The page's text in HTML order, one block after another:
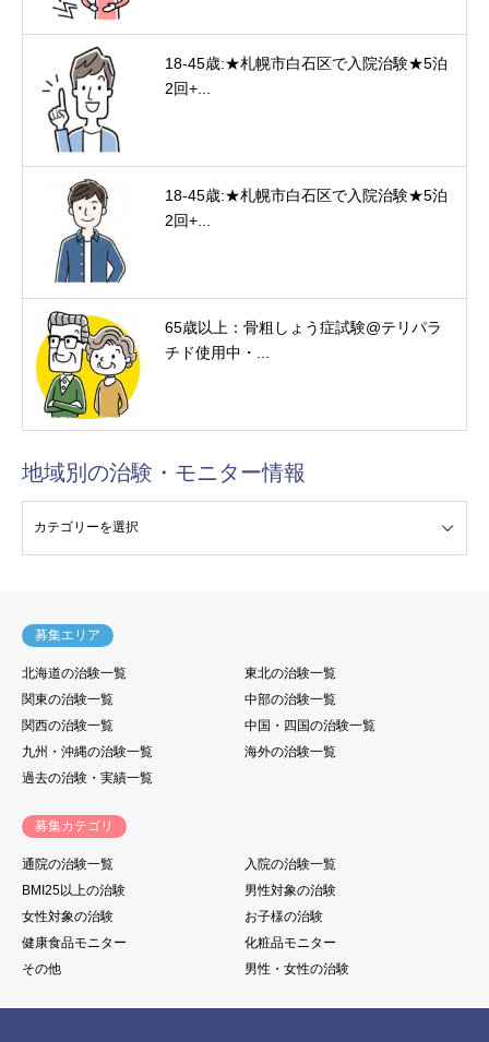
18-45歳:★札幌市白石区で入院治験★5泊
2回+...
18-45歳:★札幌市白石区で入院治験★5泊
2回+...
65歳以上：骨粗しょう症試験@テリパラ
チド使用中・...
地域別の治験・モニター情報
募集エリア
北海道の治験一覧
東北の治験一覧
関東の治験一覧
中部の治験一覧
関西の治験一覧
中国・四国の治験一覧
九州・沖縄の治験一覧
海外の治験一覧
過去の治験・実績一覧
募集カテゴリ
通院の治験一覧
入院の治験一覧
BMI25以上の治験
男性対象の治験
女性対象の治験
お子様の治験
健康食品モニター
化粧品モニター
その他
男性・女性の治験